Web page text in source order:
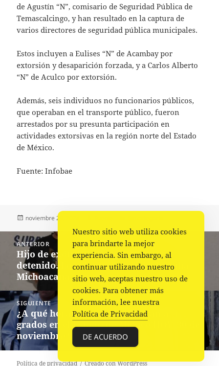
de Agustín “N”, comisario de Seguridad Pública de
Temascalcingo, y han resultado en la captura de
varios directores de seguridad pública municipales.
Estos incluyen a Eulises “N” de Acambay por
extorsión y desaparición forzada, y a Carlos Alberto
“N” de Aculco por extorsión.
Además, seis individuos no funcionarios públicos,
que operaban en el transporte público, fueron
arrestados por su presunta participación en
actividades extorsivas en la región norte del Estado
de México.
Fuente: Infobae
Publicado
noviembre 29, 2024
Navegación
entradas
ANTERIOR
Entrada
anterior:
Hijo de exdiputada de Morena es
detenido. Lo relacionan con La Familia
Michoacana
SIGUIENTE
Siguiente
entrada:
¿A qué hora y en dónde llegarán a -1
grados en el Estado de México HOY, 30 de
noviembre?
Política de privacidad Creado con WordPress
Nuestro sitio web utiliza cookies
para brindarte la mejor
experiencia. Sin embargo, al
continuar utilizando nuestro
sitio web, aceptas nuestro uso de
cookies. Para obtener más
información, lee nuestra
Política de Privacidad
DE ACUERDO